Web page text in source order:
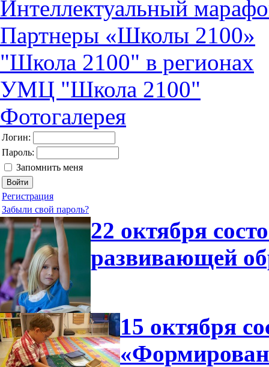
Интеллектуальный
Партнеры «Школы 2100»
"Школа 2100" в регионах
УМЦ "Школа 2100"
Фотогалерея
Логин:
Пароль:
Запомнить меня
Регистрация
Забыли свой пароль?
22 октября
развивающей
15 октября